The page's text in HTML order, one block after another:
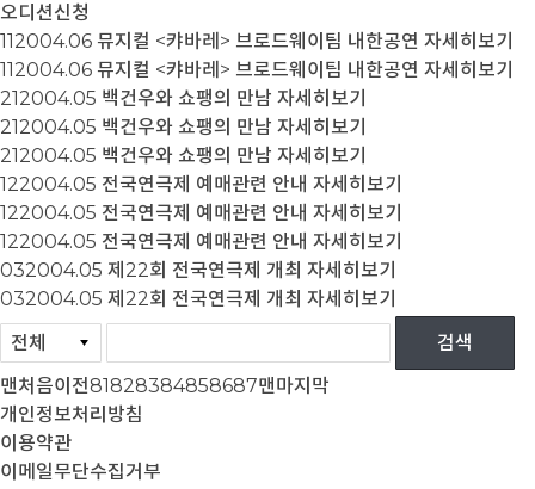
오디션신청
112004.06 뮤지컬 <캬바레> 브로드웨이팀 내한공연 자세히보기
112004.06 뮤지컬 <캬바레> 브로드웨이팀 내한공연 자세히보기
212004.05 백건우와 쇼팽의 만남 자세히보기
212004.05 백건우와 쇼팽의 만남 자세히보기
212004.05 백건우와 쇼팽의 만남 자세히보기
122004.05 전국연극제 예매관련 안내 자세히보기
122004.05 전국연극제 예매관련 안내 자세히보기
122004.05 전국연극제 예매관련 안내 자세히보기
032004.05 제22회 전국연극제 개최 자세히보기
032004.05 제22회 전국연극제 개최 자세히보기
맨처음이전81828384858687맨마지막
개인정보처리방침
이용약관
이메일무단수집거부